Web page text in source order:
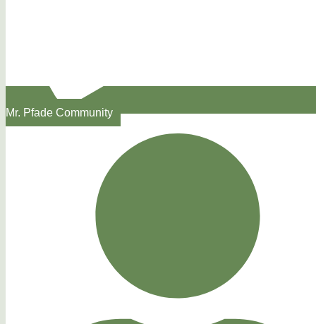
Mr. Pfade Community